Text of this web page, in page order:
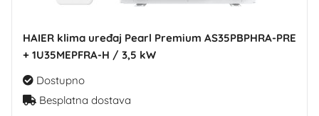
HAIER klima uređaj Pearl Premium AS35PBPHRA-PRE
+ 1U35MEPFRA-H / 3,5 kW
Dostupno
Besplatna dostava